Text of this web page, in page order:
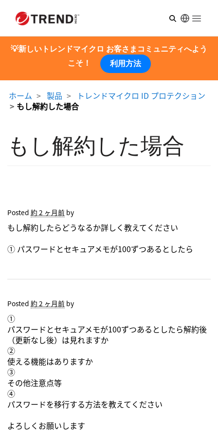
Open
💡新しいトレンドマイクロ お客さまコミュニティへよう
こそ！
利用方法
ホーム 製品
トレンドマイクロ ID プロテクション
もし解約した場合
もし解約した場合
Posted 約 2 ヶ月前 by
もし解約したらどうなるか詳しく教えてください
① パスワードとセキュアメモが100ずつあるとしたら
Posted 約 2 ヶ月前 by
①
パスワードとセキュアメモが100ずつあるとしたら解約後
（更新なし後）は見れますか
②
使える機能はありますか
③
その他注意点等
④
パスワードを移行する方法を教えてください
よろしくお願いします